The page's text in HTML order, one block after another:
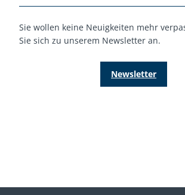
Sie wollen keine Neuigkeiten mehr
Sie sich zu unserem Newsletter an.
Newsletter